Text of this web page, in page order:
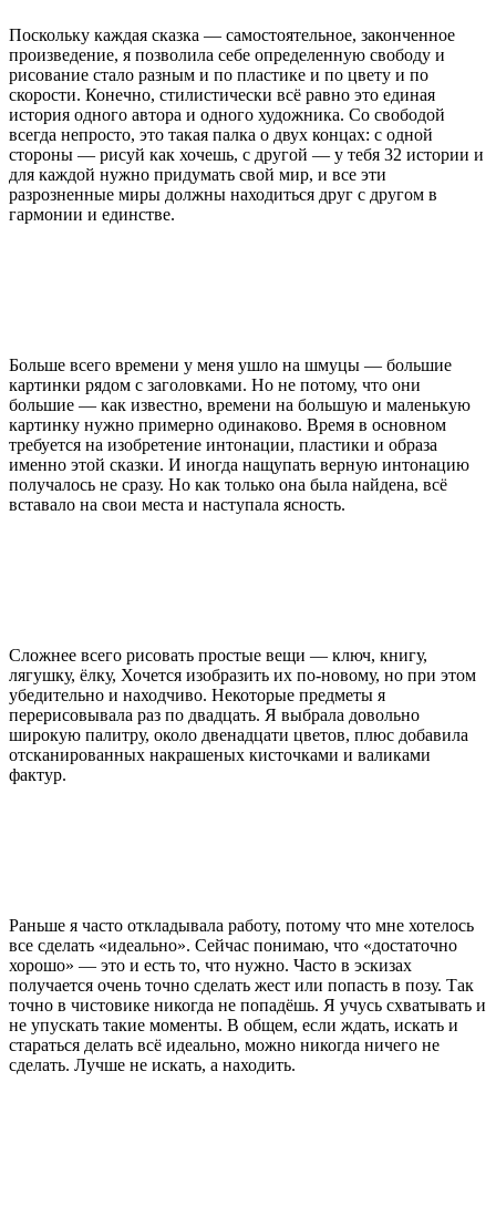
Поскольку каждая сказка — самостоятельное, законченное
произведение, я позволила себе определенную свободу и
рисование стало разным и по пластике и по цвету и по
скорости. Конечно, стилистически всё равно это единая
история одного автора и одного художника. Со свободой
всегда непросто, это такая палка о двух концах: с одной
стороны — рисуй как хочешь, с другой — у тебя 32 истории и
для каждой нужно придумать свой мир, и все эти
разрозненные миры должны находиться друг с другом в
гармонии и единстве.
Больше всего времени у меня ушло на шмуцы — большие
картинки рядом с заголовками. Но не потому, что они
большие — как известно, времени на большую и маленькую
картинку нужно примерно одинаково. Время в основном
требуется на изобретение интонации, пластики и образа
именно этой сказки. И иногда нащупать верную интонацию
получалось не сразу. Но как только она была найдена, всё
вставало на свои места и наступала ясность.
Сложнее всего рисовать простые вещи — ключ, книгу,
лягушку, ёлку, Хочется изобразить их по-новому, но при этом
убедительно и находчиво. Некоторые предметы я
перерисовывала раз по двадцать. Я выбрала довольно
широкую палитру, около двенадцати цветов, плюс добавила
отсканированных накрашеных кисточками и валиками
фактур.
Раньше я часто откладывала работу, потому что мне хотелось
все сделать «идеально». Сейчас понимаю, что «достаточно
хорошо» — это и есть то, что нужно. Часто в эскизах
получается очень точно сделать жест или попасть в позу. Так
точно в чистовике никогда не попадёшь. Я учусь схватывать и
не упускать такие моменты. В общем, если ждать, искать и
стараться делать всё идеально, можно никогда ничего не
сделать. Лучше не искать, а находить.